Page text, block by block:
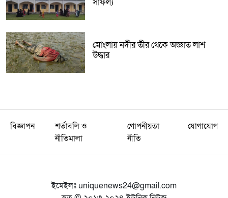
সাফল্য
মোংলায় নদীর তীর থেকে অজ্ঞাত লাশ
উদ্ধার
বিজ্ঞাপন
শর্তাবলি ও
নীতিমালা
গোপনীয়তা
নীতি
যোগাযোগ
ইমেইলঃ uniquenews24@gmail.com